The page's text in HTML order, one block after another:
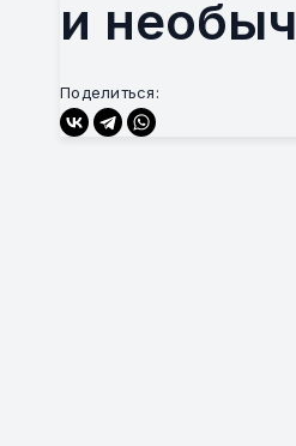
и
Поделиться: